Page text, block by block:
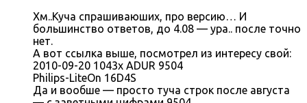
Хм..Куча спрашиваюших, про версию… И
большинство ответов, до 4.08 — ура.. после точно
нет.
А вот ссылка выше, посмотрел из интересу свой:
2010-09-20 1043x ADUR 9504
Philips-LiteOn 16D4S
Да и вообше — просто туча строк после августа